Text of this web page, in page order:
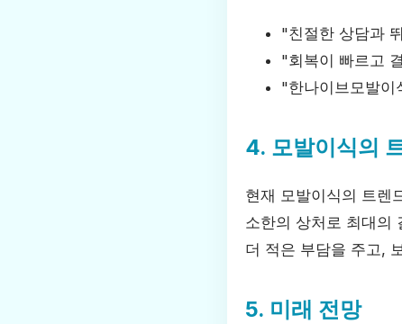
"친절한 상담과
"회복이 빠르고
"한나이브모발이
4. 모발이식의
현재 모발이식의 트렌
소한의 상처로 최대의
더 적은 부담을 주고,
5. 미래 전망